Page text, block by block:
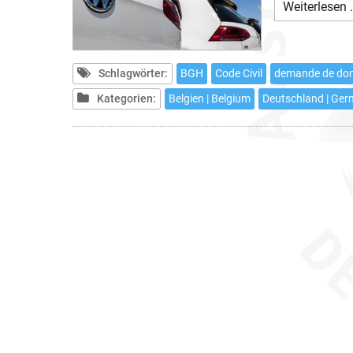
Weiterlesen
Schlagwörter: BGH Code Civil demande de
Kategorien:
Belgien | Belgium Deutschland |